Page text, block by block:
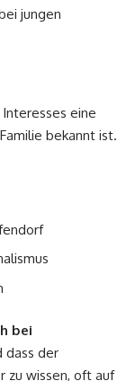
jungen
eine
bekannt ist.
bei
dass der
zu wissen, oft auf